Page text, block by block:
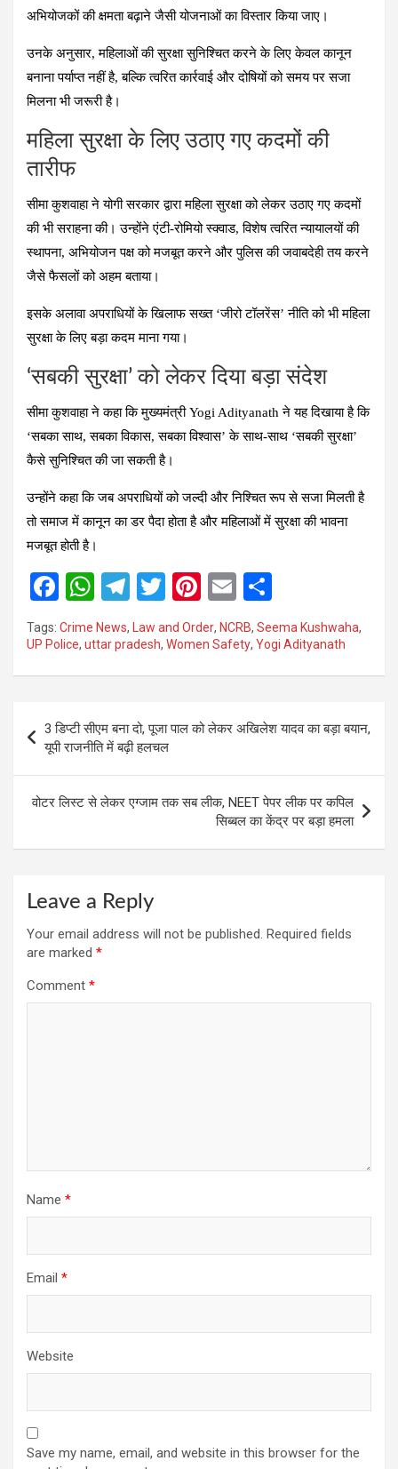
अभियोजकों की क्षमता बढ़ाने जैसी योजनाओं का विस्तार किया जाए।
उनके अनुसार, महिलाओं की सुरक्षा सुनिश्चित करने के लिए केवल कानून
बनाना पर्याप्त नहीं है, बल्कि त्वरित कार्रवाई और दोषियों को समय पर सजा
मिलना भी जरूरी है।
महिला सुरक्षा के लिए उठाए गए कदमों की
तारीफ
सीमा कुशवाहा ने योगी सरकार द्वारा महिला सुरक्षा को लेकर उठाए गए कदमों
की भी सराहना की। उन्होंने एंटी-रोमियो स्क्वाड, विशेष त्वरित न्यायालयों की
स्थापना, अभियोजन पक्ष को मजबूत करने और पुलिस की जवाबदेही तय करने
जैसे फैसलों को अहम बताया।
इसके अलावा अपराधियों के खिलाफ सख्त ‘जीरो टॉलरेंस’ नीति को भी महिला
सुरक्षा के लिए बड़ा कदम माना गया।
‘सबकी सुरक्षा’ को लेकर दिया बड़ा संदेश
सीमा कुशवाहा ने कहा कि मुख्यमंत्री Yogi Adityanath ने यह दिखाया है कि
‘सबका साथ, सबका विकास, सबका विश्वास’ के साथ-साथ ‘सबकी सुरक्षा’
कैसे सुनिश्चित की जा सकती है।
उन्होंने कहा कि जब अपराधियों को जल्दी और निश्चित रूप से सजा मिलती है
तो समाज में कानून का डर पैदा होता है और महिलाओं में सुरक्षा की भावना
मजबूत होती है।
F
a
ce
b
o
k
W
h
at
s
p
p
T
el
e
gr
m
T
wi
tt
er
Pi
nt
er
es
E
m
ail ar
e
Tags: Crime News, Law and Order, NCRB, Seema Kushwaha,
UP Police, uttar pradesh, Women Safety, Yogi Adityanath
navigation
3 डिप्टी सीएम बना दो, पूजा पाल को लेकर अखिलेश यादव का बड़ा बयान,
यूपी राजनीति में बढ़ी हलचल
वोटर लिस्ट से लेकर एग्जाम तक सब लीक, NEET पेपर लीक पर कपिल
सिब्बल का केंद्र पर बड़ा हमला
Leave a Reply
Your email address will not be published. Required fields
are marked *
Comment *
Name *
Email *
Website
Save my name, email, and website in this browser for the